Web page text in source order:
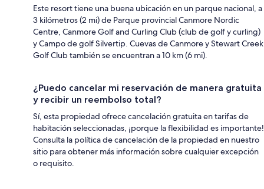
Este resort tiene una buena ubicación en un parque nacional, a
3 kilómetros (2 mi) de Parque provincial Canmore Nordic
Centre, Canmore Golf and Curling Club (club de golf y curling)
y Campo de golf Silvertip. Cuevas de Canmore y Stewart Creek
Golf Club también se encuentran a 10 km (6 mi).
¿Puedo cancelar mi reservación de manera gratuita
y recibir un reembolso total?
Sí, esta propiedad ofrece cancelación gratuita en tarifas de
habitación seleccionadas, ¡porque la flexibilidad es importante!
Consulta la política de cancelación de la propiedad en nuestro
sitio para obtener más información sobre cualquier excepción
o requisito.